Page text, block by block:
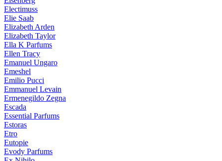
Electimuss
Elie Saab
Elizabeth Arden
Elizabeth Taylor
Ella K Parfums
Ellen Tracy
Emanuel Ungaro
Emeshel
Emilio Pucci
Emmanuel Levain
Ermenegildo Zegna
Escada
Essential Parfums
Estoras
Etro
Eutopie
Evody Parfums